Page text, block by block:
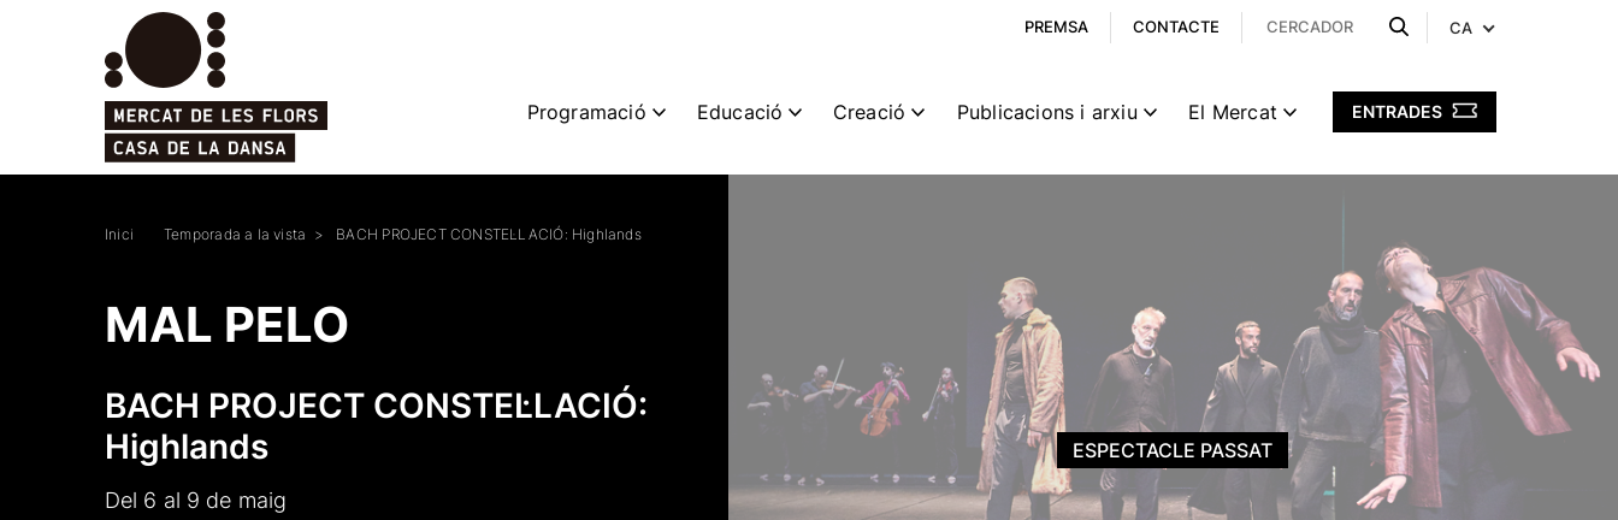
PREMSA CONTACTE CA
ENTRADES
Programació Educació Creació Publicacions i arxiu El Mercat
Inici Temporada a la vista BACH PROJECT CONSTEL·LACIÓ: Highlands
MAL PELO
BACH PROJECT CONSTEL·LACIÓ:
Highlands
Del 6 al 9 de maig
ESPECTACLE PASSAT